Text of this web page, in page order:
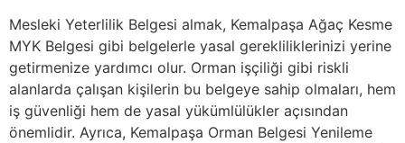
Mesleki Yeterlilik Belgesi almak, Kemalpaşa Ağaç Kesme
MYK Belgesi gibi belgelerle yasal gerekliliklerinizi yerine
getirmenize yardımcı olur. Orman işçiliği gibi riskli
alanlarda çalışan kişilerin bu belgeye sahip olmaları, hem
iş güvenliği hem de yasal yükümlülükler açısından
önemlidir. Ayrıca, Kemalpaşa Orman Belgesi Yenileme